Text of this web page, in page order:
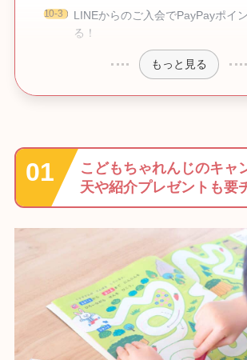
LINEからのご入会でPayPayポイ
る！
もっと見る
こどもちゃれんじのキャ
天や紹介プレゼントも要